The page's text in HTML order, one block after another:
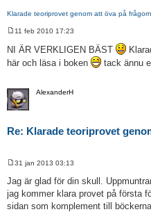
Klarade teoriprovet genom att öva på
n
l
ä
11 feb 2010 17:23
NI ÄR VERKLIGEN BÄST
här och läsa i boken
tack ännu
AlexanderH
Re: Klarade teoriprovet
l
ä
g
g
31 jan 2013 03:13
Jag är glad för din skull.
jag kommer klara provet på första
sidan som komplement till böckerna.